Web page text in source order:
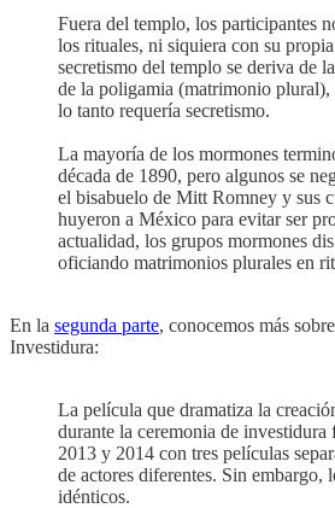
Fuera del templo, los participantes
los rituales, ni siquiera con su
secretismo del templo se deriva de
de la poligamia (matrimonio
lo tanto requería secretismo.
La mayoría de los mormones
década de 1890, pero algunos se
el bisabuelo de Mitt Romney y sus
huyeron a México para evitar ser
actualidad, los grupos mormones
oficiando matrimonios plurales en
En la segunda parte, conocemos más
Investidura:
La película que dramatiza la
durante la ceremonia de investidura
2013 y 2014 con tres películas
de actores diferentes. Sin embargo,
idénticos.